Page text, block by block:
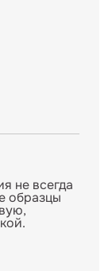
не всегда
образцы